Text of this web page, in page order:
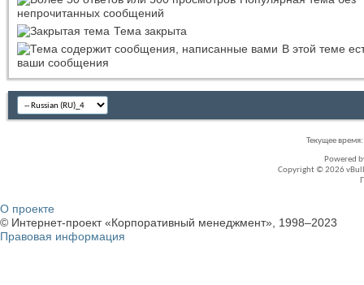
непрочитанных сообщений
Тема закрыта
В этой теме
ваши сообщения
Текущее время:
Powered
Copyright © 2026
О проекте
© Интернет-проект «Корпоративный менеджмент», 1998–2023
Правовая информация